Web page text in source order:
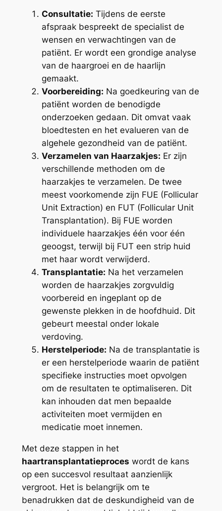
Consultatie: Tijdens de eerste
afspraak bespreekt de specialist de
wensen en verwachtingen van de
patiënt. Er wordt een grondige analyse
van de haargroei en de haarlijn
gemaakt.
Voorbereiding: Na goedkeuring van de
patiënt worden de benodigde
onderzoeken gedaan. Dit omvat vaak
bloedtesten en het evalueren van de
algehele gezondheid van de patiënt.
Verzamelen van Haarzakjes: Er zijn
verschillende methoden om de
haarzakjes te verzamelen. De twee
meest voorkomende zijn FUE (Follicular
Unit Extraction) en FUT (Follicular Unit
Transplantation). Bij FUE worden
individuele haarzakjes één voor één
geoogst, terwijl bij FUT een strip huid
met haar wordt verwijderd.
Transplantatie: Na het verzamelen
worden de haarzakjes zorgvuldig
voorbereid en ingeplant op de
gewenste plekken in de hoofdhuid. Dit
gebeurt meestal onder lokale
verdoving.
Herstelperiode: Na de transplantatie is
er een herstelperiode waarin de patiënt
specifieke instructies moet opvolgen
om de resultaten te optimaliseren. Dit
kan inhouden dat men bepaalde
activiteiten moet vermijden en
medicatie moet innemen.
Met deze stappen in het
haartransplantatieproces wordt de kans
op een succesvol resultaat aanzienlijk
vergroot. Het is belangrijk om te
benadrukken dat de deskundigheid van de